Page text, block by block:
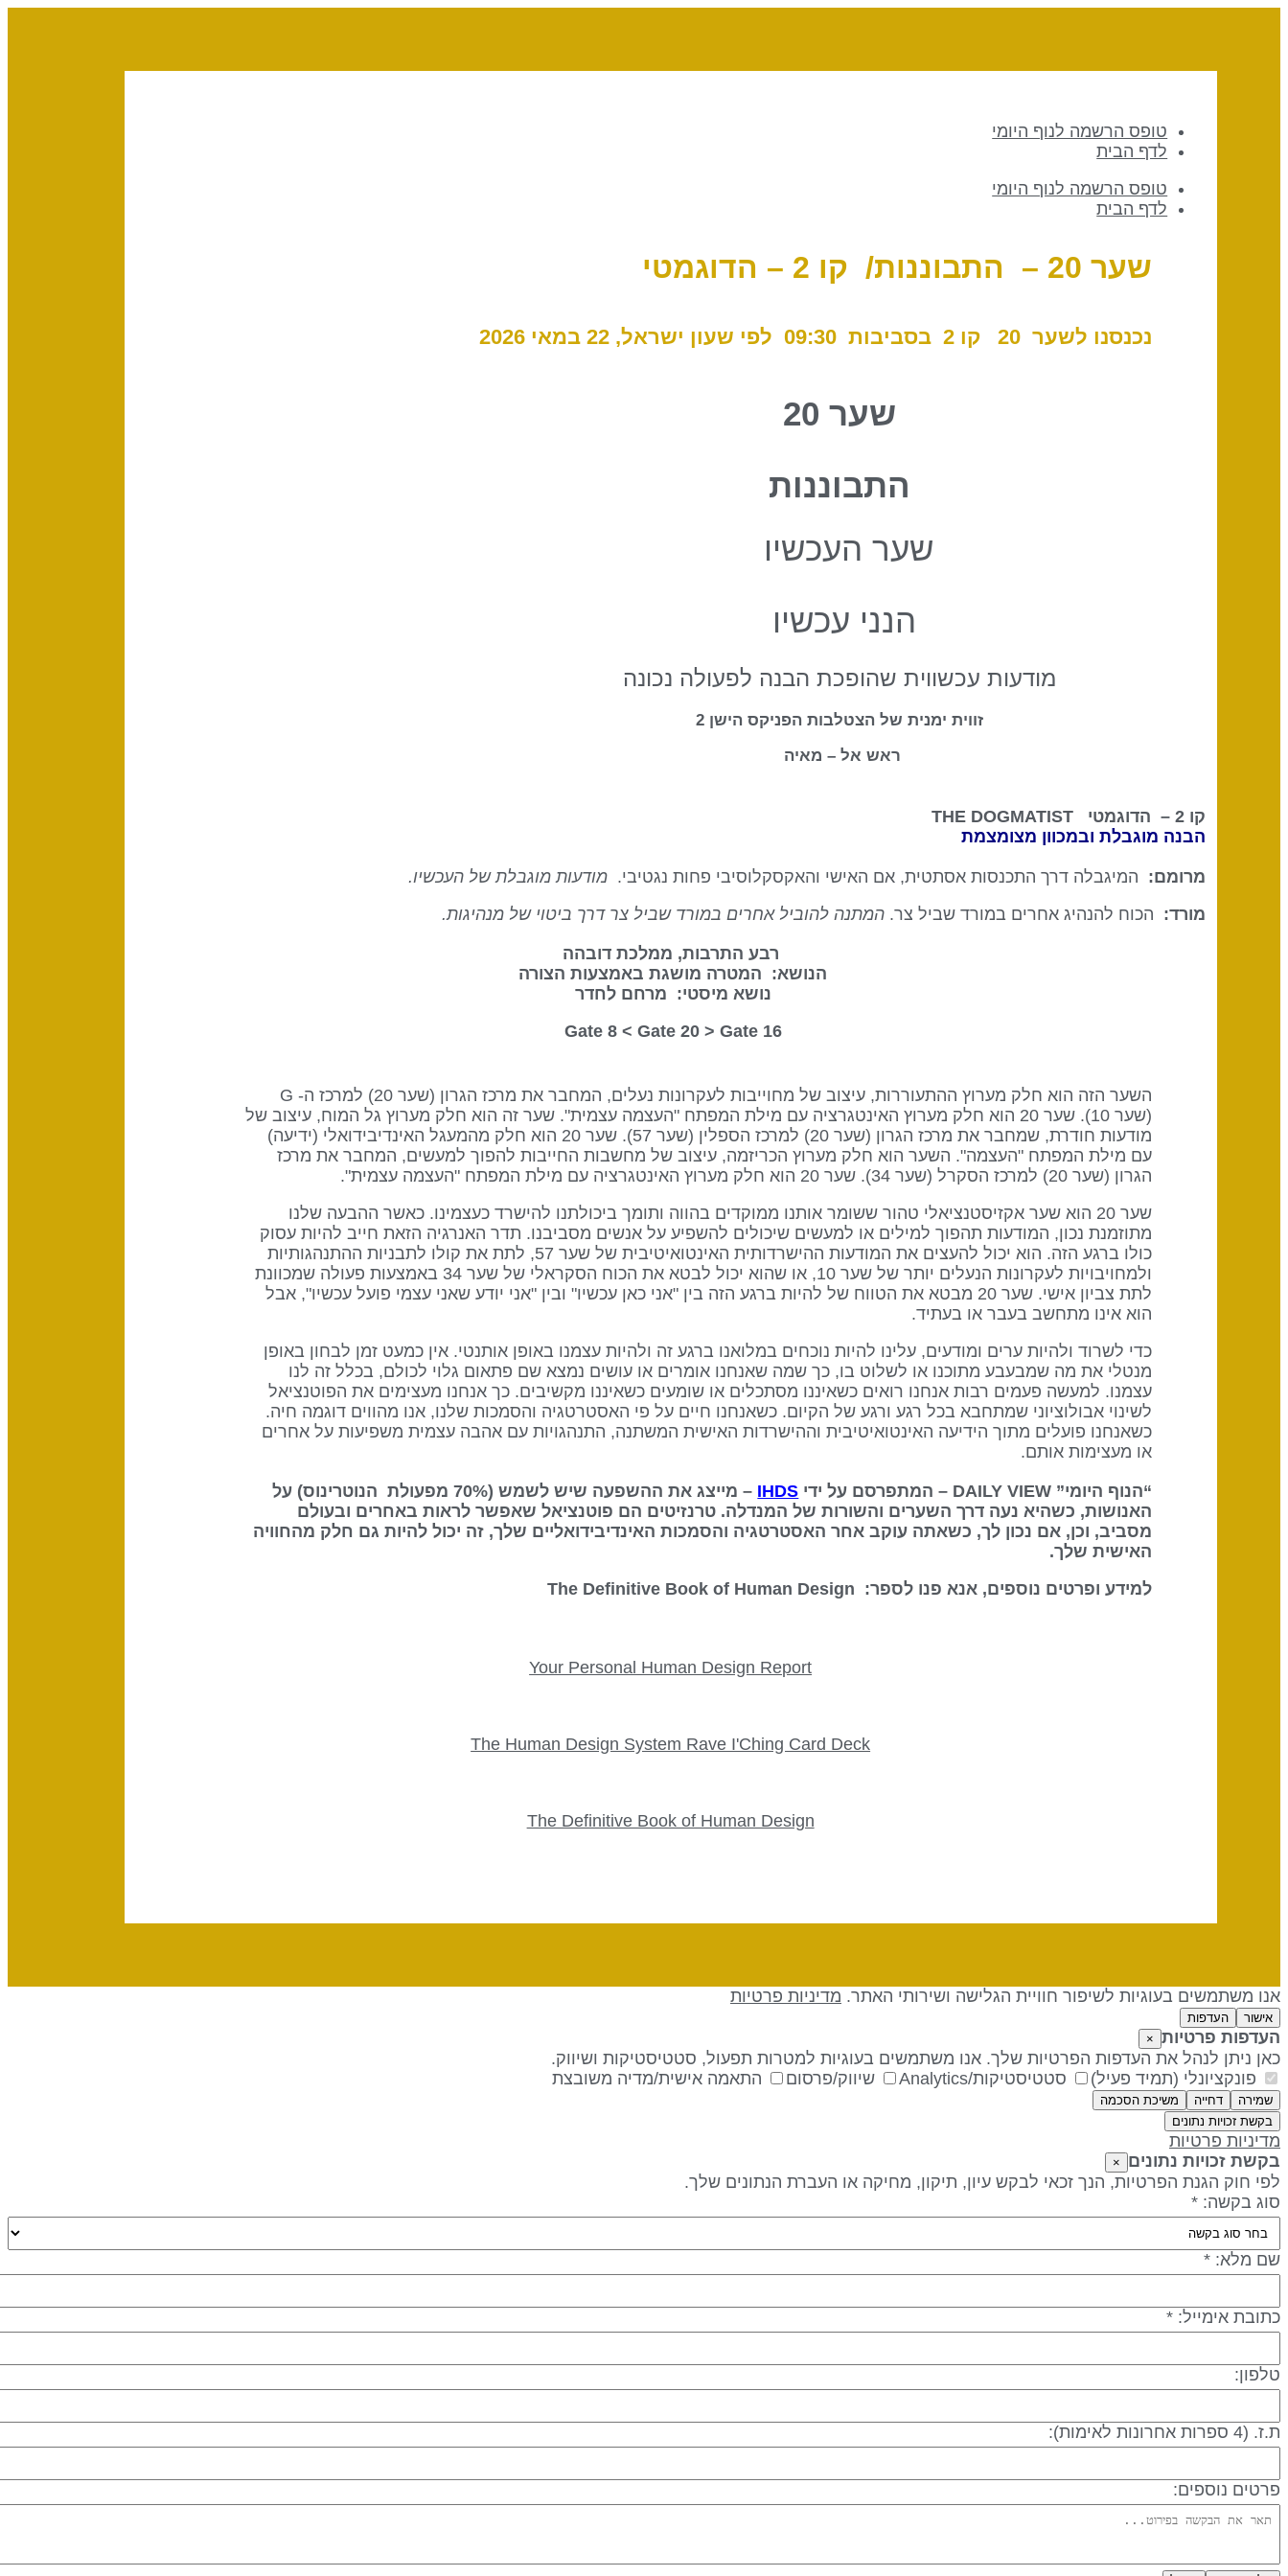
טופס הרשמה לנוף היומי
לדף הבית
טופס הרשמה לנוף היומי
לדף הבית
שער 20 – התבוננות/ קו 2 – הדוגמטי
נכנסנו לשער 20 ק ו 2 בסביבות 09 :30 לפי שעון ישראל, 22 במאי 2026
שער 20
התבוננות
שער העכשיו
הנני עכשיו
מודעות עכשווית שהופכת הבנה לפעולה נכונה
זווית ימנית של הצטלבות הפניקס הישן 2
ראש אל – מאיה
קו 2 – הדוגמטי
THE DOGMATIST
הבנה מוגבלת ובמכוון מצומצמת
מרומם: המיגבלה דרך התכנסות אסתטית, אם האישי והאקסקלוסיבי פחות נגטיבי. מודעות מוגבלת של העכשיו.
מורד: הכוח להנהיג אחרים במורד שביל צר. המתנה להוביל אחרים במורד שביל צר דרך ביטוי של מנהיגות.
רבע התרבות, ממלכת דובהה
הנושא: המטרה מושגת באמצעות הצורה
נושא מיסטי: מרחם לחדר
16 Gate 8 <
Gate 20 > Gate
(שער 10). שער 20 הוא חלק מערוץ האינטגרציה עם מילת המפתח "העצמה עצמית". שער זה הוא חלק מערוץ גל המוח, עיצוב של
מודעות חודרת, שמחבר את מרכז הגרון (שער 20) למרכז הספלין (שער 57). שער 20 הוא חלק מהמעגל האינדיבידואלי (ידיעה)
עם מילת המפתח "העצמה". השער הוא חלק מערוץ הכריזמה, עיצוב של מחשבות החייבות להפוך למעשים, המחבר את מרכז
הגרון (שער 20) למרכז הסקרל (שער 34). שער 20 הוא חלק מערוץ האינטגרציה עם מילת המפתח "העצמה עצמית".
שער 20 הוא שער אקזיסטנציאלי טהור ששומר אותנו ממוקדים בהווה ותומך ביכולתנו להישרד כעצמינו. כאשר ההבעה שלנו
מתוזמנת נכון, המודעות תהפוך למילים או למעשים שיכולים להשפיע על אנשים מסביבנו. תדר האנרגיה הזאת חייב להיות עסוק
כולו ברגע הזה. הוא יכול להעצים את המודעות ההישרדותית האינטואיטיבית של שער 57, לתת את קולו לתבניות ההתנהגותיות
ולמחויבויות לעקרונות הנעלים יותר של שער 10, או שהוא יכול לבטא את הכוח הסקראלי של שער 34 באמצעות פעולה שמכוונת
לתת צביון אישי. שער 20 מבטא את הטווח של להיות ברגע הזה בין "אני כאן עכשיו" ובין "אני יודע שאני עצמי פועל עכשיו", אבל
הוא אינו מתחשב בעבר או בעתיד.
כדי לשרוד ולהיות ערים ומודעים, עלינו להיות נוכחים במלואנו ברגע זה ולהיות עצמנו באופן אותנטי. אין כמעט זמן לבחון באופן
מנטלי את מה שמבעבע מתוכנו או לשלוט בו, כך שמה שאנחנו אומרים או עושים נמצא שם פתאום גלוי לכולם, בכלל זה לנו
עצמנו. למעשה פעמים רבות אנחנו רואים כשאיננו מסתכלים או שומעים כשאיננו מקשיבים. כך אנחנו מעצימים את הפוטנציאל
לשינוי אבולוציוני שמתחבא בכל רגע ורגע של הקיום. כשאנחנו חיים על פי האסטרטגיה והסמכות שלנו, אנו מהווים דוגמה חיה.
כשאנחנו פועלים מתוך הידיעה האינטואיטיבית וההישרדות האישית המשתנה, התנהגויות עם אהבה עצמית משפיעות על אחרים
או מעצימות אותם.
“הנוף היומי” DAILY VIEW – המתפרסם על ידי IHDS
– מייצג את ההשפעה שיש לשמש (70% מפעולת הנוטרינוס) על
האנושות, כשהיא נעה דרך השערים והשורות של המנדלה. טרנזיטים הם פוטנציאל שאפשר לראות באחרים ובעולם
מסביב, וכן, אם נכון לך, כשאתה עוקב אחר האסטרטגיה והסמכות האינדיבידואליים שלך, זה יכול להיות גם חלק מהחוויה
האישית שלך.
למידע ופרטים נוספים, אנא פנו לספר: The Definitive Book of Human Design
Your Personal Human Design Report
The Human Design System Rave I'Ching Card Deck
The Definitive Book of Human Design
אנו משתמשים בעוגיות לשיפור חוויית הגלישה ושירותי האתר. מדיניות פרטיות
אישור העדפות
העדפות פרטיות ×
כאן ניתן לנהל את העדפות הפרטיות שלך. אנו משתמשים בעוגיות למטרות תפעול, סטטיסטיקות ושיווק.
פונקציונלי (תמיד פעיל)
סטטיסטיקות/Analytics שיווק/פרסום התאמה אישית/מדיה משובצת
שמירה דחייה
משיכת הסכמה
בקשת זכויות נתונים
מדיניות פרטיות
בקשת זכויות נתונים
×
לפי חוק הגנת הפרטיות, הנך זכאי לבקש עיון, תיקון, מחיקה או העברת הנתונים שלך.
סוג בקשה: *
שם מלא: *
כתובת אימייל: *
טלפון:
ת.ז. (4 ספרות אחרונות לאימות):
פרטים נוספים: